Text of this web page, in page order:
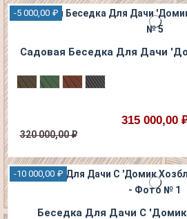
-5 000,00 ₽
Садовая Беседка Для Дачи
315 000,00
320 000,00 ₽
-10 000,00 ₽
Беседка Для Дачи С 'Домик